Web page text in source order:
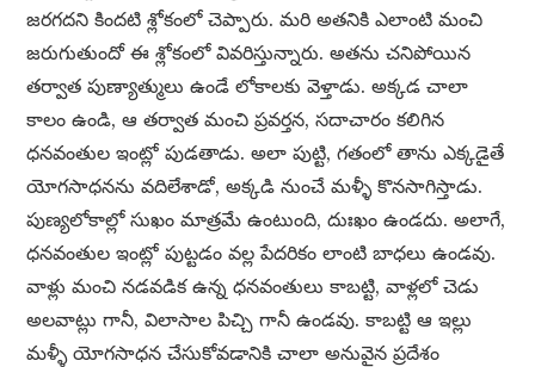
జరగదని కిందటి శ్లోకంలో చెప్పారు. మరి అతనికి ఎలాంటి మంచి
జరుగుతుందో ఈ శ్లోకంలో వివరిస్తున్నారు. అతను చనిపోయిన
తర్వాత పుణ్యాత్ములు ఉండే లోకాలకు వెళ్తాడు. అక్కడ చాలా
కాలం ఉండి, ఆ తర్వాత మంచి ప్రవర్తన, సదాచారం కలిగిన
ధనవంతుల ఇంట్లో పుడతాడు. అలా పుట్టి, గతంలో తాను ఎక్కడైతే
యోగసాధనను వదిలేశాడో, అక్కడి నుంచే మళ్ళీ కొనసాగిస్తాడు.
పుణ్యలోకాల్లో సుఖం మాత్రమే ఉంటుంది, దుఃఖం ఉండదు. అలాగే,
ధనవంతుల ఇంట్లో పుట్టడం వల్ల పేదరికం లాంటి బాధలు ఉండవు.
వాళ్లు మంచి నడవడిక ఉన్న ధనవంతులు కాబట్టి, వాళ్లలో చెడు
అలవాట్లు గానీ, విలాసాల పిచ్చి గానీ ఉండవు. కాబట్టి ఆ ఇల్లు
మళ్ళీ యోగసాధన చేసుకోవడానికి చాలా అనువైన ప్రదేశం